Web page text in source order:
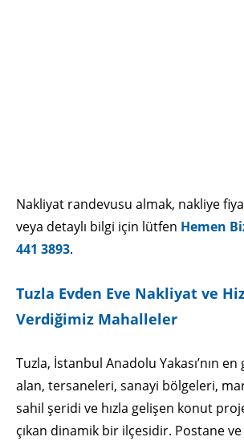
Nakliyat randevusu almak, nakliye
veya detaylı bilgi için lütfen Hemen
441 3893.
Tuzla Evden Eve Nakliyat ve
Verdiğimiz Mahalleler
Tuzla, İstanbul Anadolu Yakası’nın
alan, tersaneleri, sanayi bölgeleri,
sahil şeridi ve hızla gelişen konut
çıkan dinamik bir ilçesidir. Postane